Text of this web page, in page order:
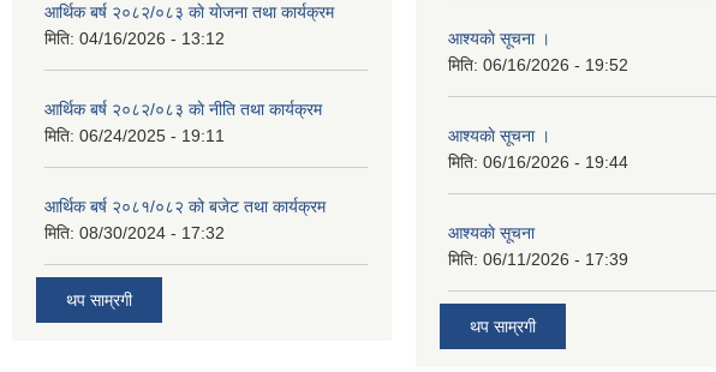
आर्थिक बर्ष २०८२/०८३ काे याेजना तथा कार्यक्रम
मिति: 04/16/2026 - 13:12
आर्थिक बर्ष २०८२/०८३ काे नीति तथा कार्यक्रम
मिति: 06/24/2025 - 19:11
आर्थिक बर्ष २०८१/०८२ को बजेट तथा कार्यक्रम
मिति: 08/30/2024 - 17:32
थप साम्रगी
आश्यकाे सूचना ।
मिति: 06/16/2026 - 19:52
आश्यकाे सूचना ।
मिति: 06/16/2026 - 19:44
आश्यकाे सूचना
मिति: 06/11/2026 - 17:39
थप साम्रगी